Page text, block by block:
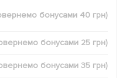
бонусами 40 грн)
бонусами 25 грн)
бонусами35 грн)